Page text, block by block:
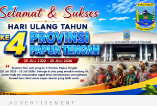
ADVERTISEMENT